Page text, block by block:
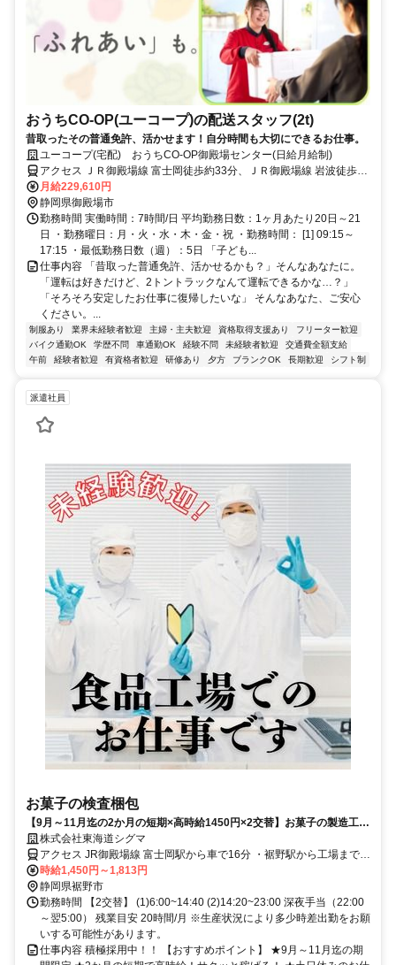
おうちCO-OP(ユーコープ)の配送スタッフ(2t)
昔取ったその普通免許、活かせます！自分時間も大切にできるお仕事。
ユーコープ(宅配) おうちCO-OP御殿場センター(日給月給制)
アクセス ＪＲ御殿場線 富士岡徒歩約33分、ＪＲ御殿場線 岩波徒歩約
32分、ＪＲ御殿場線 南御殿場徒歩約65分
月給229,610円
静岡県御殿場市
勤務時間 実働時間：7時間/日 平均勤務日数：1ヶ月あたり20日～21
日 ・勤務曜日：月・火・水・木・金・祝 ・勤務時間： [1] 09:15～
17:15 ・最低勤務日数（週）：5日 「子ども...
仕事内容 「昔取った普通免許、活かせるかも？」そんなあなたに。
「運転は好きだけど、2トントラックなんて運転できるかな…？」
「そろそろ安定したお仕事に復帰したいな」 そんなあなた、ご安心
ください。...
制服あり 業界未経験者歓迎 主婦・主夫歓迎 資格取得支援あり
フリーター歓迎
バイク通勤OK
学歴不問 車通勤OK 経験不問 未経験者歓迎
交通費全額支給
午前
経験者歓迎 有資格者歓迎 研修あり 夕方 ブランクOK 長期歓迎 シフト制
派遣社員
お菓子の検査梱包
【9月～11月迄の2か月の短期×高時給1450円×2交替】お菓子の製造工場
で梱包・検査/未経験からOK！
株式会社東海道シグマ
アクセス JR御殿場線 富士岡駅から車で16分 ・裾野駅から工場まで送
迎バス有（規定有）
時給1,450円～1,813円
静岡県裾野市
勤務時間 【2交替】 (1)6:00~14:40 (2)14:20~23:00 深夜手当（22:00
～翌5:00） 残業目安 20時間/月 ※生産状況により多少時差出勤をお願
いする可能性があります。
仕事内容 積極採用中！！ 【おすすめポイント】 ★9月～11月迄の期